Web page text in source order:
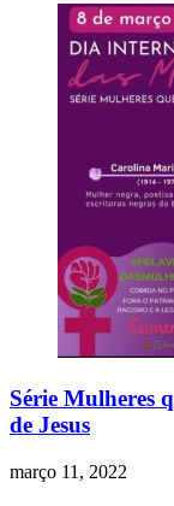
Série Mulheres
de Jesus
março 11, 2022